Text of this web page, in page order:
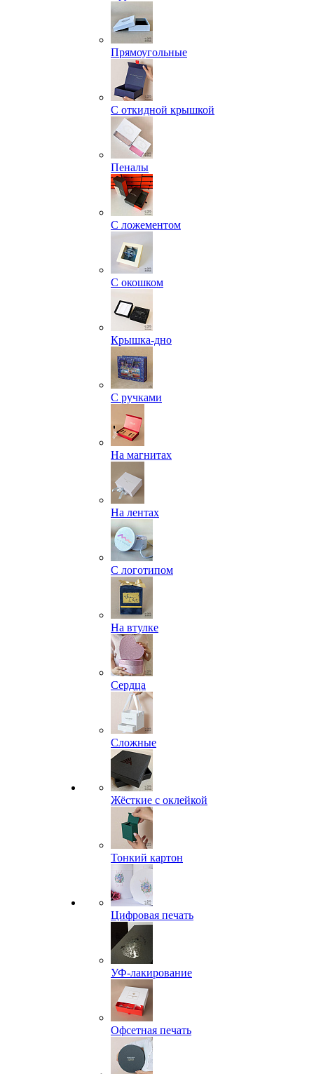
Прямоугольные
С откидной крышкой
Пеналы
С ложементом
С окошком
Крышка-дно
С ручками
На магнитах
На лентах
С логотипом
На втулке
Сердца
Сложные
Жёсткие с оклейкой
Тонкий картон
Цифровая печать
УФ-лакирование
Офсетная печать